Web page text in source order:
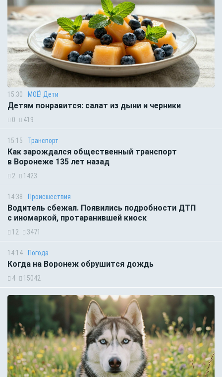
15:30 МОЁ! Дети
Детям понравится: салат из дыни и черники
0 419
15:15 Транспорт
Как зарождался общественный транспорт
в Воронеже 135 лет назад
2 1423
14:38 Происшествия
Водитель сбежал. Появились подробности ДТП
с иномаркой, протаранившей киоск
12 3471
14:14 Погода
Когда на Воронеж обрушится дождь
4 15042